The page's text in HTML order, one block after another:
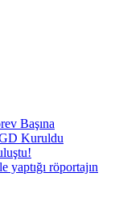
Başına
Kuruldu
röportajın